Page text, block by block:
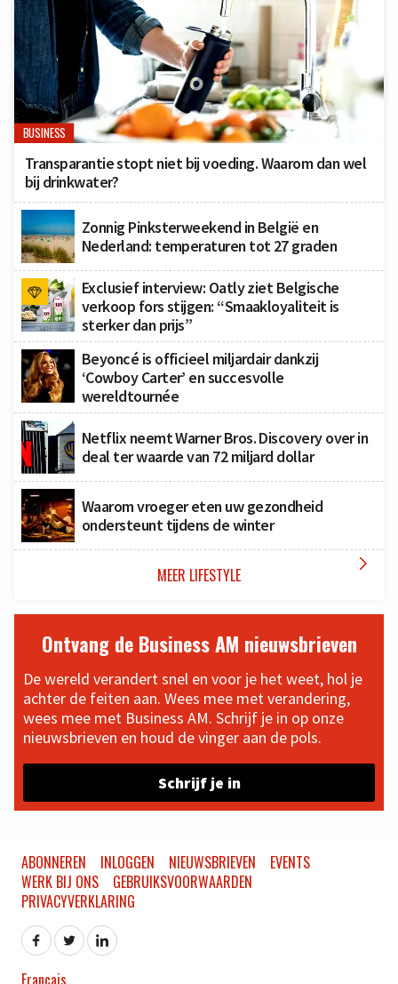
BUSINESS
Transparantie stopt niet bij voeding. Waarom dan wel
bij drinkwater?
Zonnig Pinksterweekend in België en
Nederland: temperaturen tot 27 graden
Exclusief interview: Oatly ziet Belgische
verkoop fors stijgen: “Smaakloyaliteit is
sterker dan prijs”
Beyoncé is officieel miljardair dankzij
‘Cowboy Carter’ en succesvolle
wereldtournée
Netflix neemt Warner Bros. Discovery over in
deal ter waarde van 72 miljard dollar
Waarom vroeger eten uw gezondheid
ondersteunt tijdens de winter
MEER LIFESTYLE 
Ontvang de Business AM nieuwsbrieven
De wereld verandert snel en voor je het weet, hol je
achter de feiten aan. Wees mee met verandering,
wees mee met Business AM. Schrijf je in op onze
nieuwsbrieven en houd de vinger aan de pols.
Schrijf je in
ABONNEREN INLOGGEN NIEUWSBRIEVEN
EVENTS
WERK BIJ ONS
GEBRUIKSVOORWAARDEN
PRIVACYVERKLARING
Français